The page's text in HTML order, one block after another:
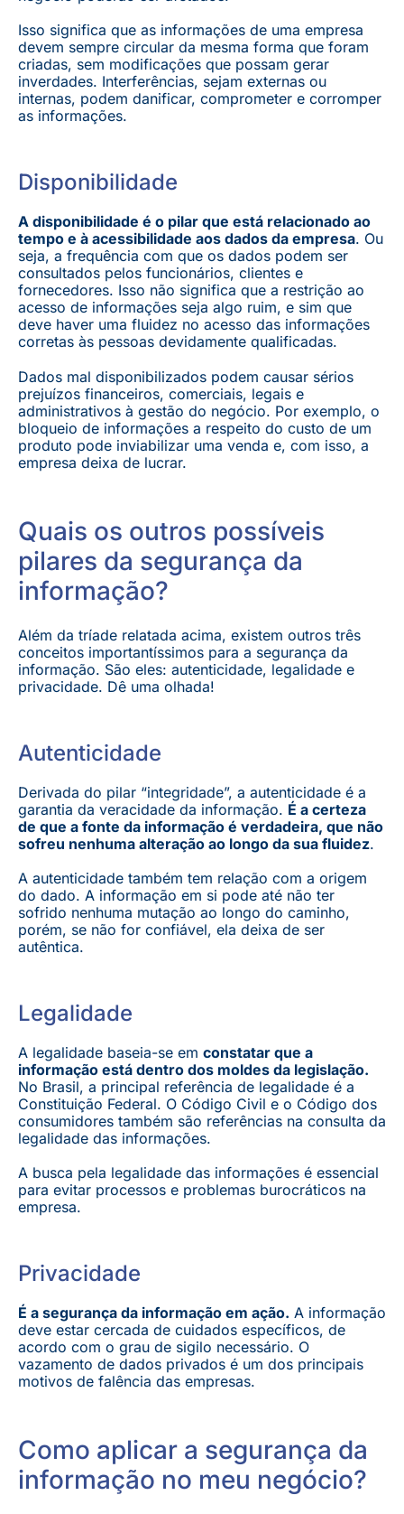
Isso significa que as informações de uma empresa
devem sempre circular da mesma forma que foram
criadas, sem modificações que possam gerar
inverdades. Interferências, sejam externas ou
internas, podem danificar, comprometer e corromper
as informações.
Disponibilidade
A disponibilidade é o pilar que está relacionado ao
tempo e à acessibilidade aos dados da empresa. Ou
seja, a frequência com que os dados podem ser
consultados pelos funcionários, clientes e
fornecedores. Isso não significa que a restrição ao
acesso de informações seja algo ruim, e sim que
deve haver uma fluidez no acesso das informações
corretas às pessoas devidamente qualificadas.
Dados mal disponibilizados podem causar sérios
prejuízos financeiros, comerciais, legais e
administrativos à gestão do negócio. Por exemplo, o
bloqueio de informações a respeito do custo de um
produto pode inviabilizar uma venda e, com isso, a
empresa deixa de lucrar.
Quais os outros possíveis
pilares da segurança da
informação?
Além da tríade relatada acima, existem outros três
conceitos importantíssimos para a segurança da
informação. São eles: autenticidade, legalidade e
privacidade. Dê uma olhada!
Autenticidade
Derivada do pilar “integridade”, a autenticidade é a
garantia da veracidade da informação. É a certeza
de que a fonte da informação é verdadeira, que não
sofreu nenhuma alteração ao longo da sua fluidez.
A autenticidade também tem relação com a origem
do dado. A informação em si pode até não ter
sofrido nenhuma mutação ao longo do caminho,
porém, se não for confiável, ela deixa de ser
autêntica.
Legalidade
A legalidade baseia-se em constatar que a
informação está dentro dos moldes da legislação.
No Brasil, a principal referência de legalidade é a
Constituição Federal. O Código Civil e o Código dos
consumidores também são referências na consulta da
legalidade das informações.
A busca pela legalidade das informações é essencial
para evitar processos e problemas burocráticos na
empresa.
Privacidade
É a segurança da informação em ação. A informação
deve estar cercada de cuidados específicos, de
acordo com o grau de sigilo necessário. O
vazamento de dados privados é um dos principais
motivos de falência das empresas.
Como aplicar a segurança da
informação no meu negócio?